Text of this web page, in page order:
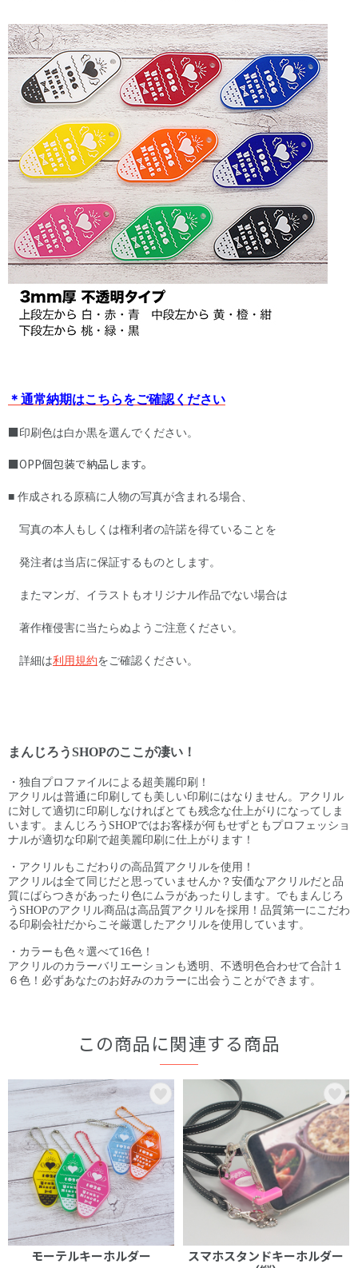
＊通常納期はこちらをご確認ください
■​印刷色は白か黒を選んでください。
■OPP個包装で納品します。
■ 作成される原稿に人物の写真が含まれる場合、
写真の本人もしくは権利者の許諾を得ていることを
発注者は当店に保証するものとします。
またマンガ、イラストもオリジナル作品でない場合は
著作権侵害に当たらぬようご注意ください。
詳細は利用規約をご確認ください。
まんじろうSHOPのここが凄い！
・独自プロファイルによる超美麗印刷！
アクリルは普通に印刷しても美しい印刷にはなりません。アクリル
に対して適切に印刷しなければとても残念な仕上がりになってしま
います。まんじろうSHOPではお客様が何もせずともプロフェッショ
ナルが適切な印刷で超美麗印刷に仕上がります！
・アクリルもこだわりの高品質アクリルを使用！
アクリルは全て同じだと思っていませんか？安価なアクリルだと品
質にばらつきがあったり色にムラがあったりします。でもまんじろ
うSHOPのアクリル商品は高品質アクリルを採用！品質第一にこだわ
る印刷会社だからこそ厳選したアクリルを使用しています。
・カラーも色々選べて16色！
アクリルのカラーバリエーションも透明、不透明色合わせて合計１
６色！必ずあなたのお好みのカラーに出会うことができます。
この商品に関連する商品
モーテルキーホルダー
スマホスタンドキーホルダー